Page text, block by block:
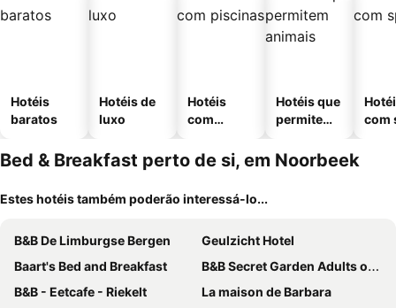
Hotéis
baratos
Hotéis de
luxo
Hotéis
com
Hotéis que
permitem
com
Bed & Breakfast perto de si, em Noorbeek
Estes hotéis também poderão interessá-lo...
B&B De Limburgse Bergen
Geulzicht Hotel
Baart's Bed and Breakfast
B&B Secret Garden Adults only
B&B - Eetcafe - Riekelt
La maison de Barbara